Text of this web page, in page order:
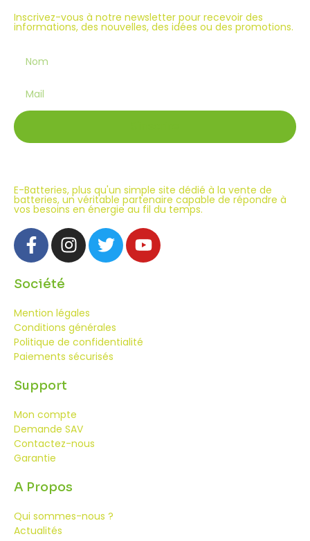
Inscrivez-vous à notre newsletter pour recevoir des
informations, des nouvelles, des idées ou des promotions.
E-Batteries, plus qu'un simple site dédié à la vente de
batteries, un véritable partenaire capable de répondre à
vos besoins en énergie au fil du temps.
Société
Mention légales
Conditions générales
Politique de confidentialité
Paiements sécurisés
Support
Mon compte
Demande SAV
Contactez-nous
Garantie
A Propos
Qui sommes-nous ?
Actualités